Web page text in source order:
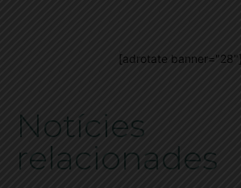
[adrotate banner="28"]
Notícies
relacionades